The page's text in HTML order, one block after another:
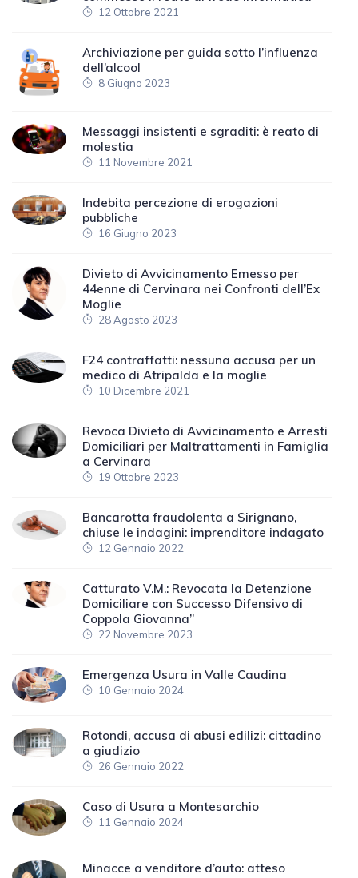
12 Ottobre 2021
Archiviazione per guida sotto l’influenza
dell’alcool
8 Giugno 2023
Messaggi insistenti e sgraditi: è reato di
molestia
11 Novembre 2021
Indebita percezione di erogazioni
pubbliche
16 Giugno 2023
Divieto di Avvicinamento Emesso per
44enne di Cervinara nei Confronti dell’Ex
Moglie
28 Agosto 2023
F24 contraffatti: nessuna accusa per un
medico di Atripalda e la moglie
10 Dicembre 2021
Revoca Divieto di Avvicinamento e Arresti
Domiciliari per Maltrattamenti in Famiglia
a Cervinara
19 Ottobre 2023
Bancarotta fraudolenta a Sirignano,
chiuse le indagini: imprenditore indagato
12 Gennaio 2022
Catturato V.M.: Revocata la Detenzione
Domiciliare con Successo Difensivo di
Coppola Giovanna”
22 Novembre 2023
Emergenza Usura in Valle Caudina
10 Gennaio 2024
Rotondi, accusa di abusi edilizi: cittadino
a giudizio
26 Gennaio 2022
Caso di Usura a Montesarchio
11 Gennaio 2024
Minacce a venditore d’auto: atteso